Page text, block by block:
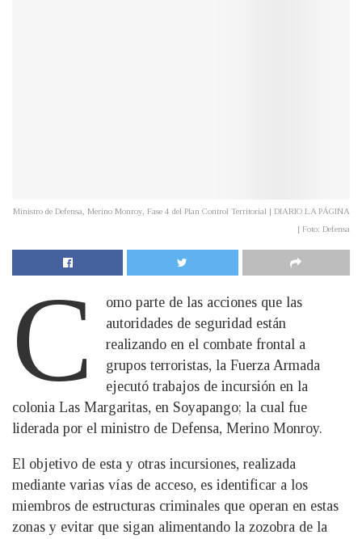
Ministro de Defensa, Merino Monroy, Fase 4 del Plan Control Territorial | DIARIO LA PÁGINA
| Foto: Defensa
C
omo parte de las acciones que las
autoridades de seguridad están
realizando en el combate frontal a
grupos terroristas, la Fuerza Armada
ejecutó trabajos de incursión en la
colonia Las Margaritas, en Soyapango; la cual fue
liderada por el ministro de Defensa, Merino Monroy.
El objetivo de esta y otras incursiones, realizada
mediante varias vías de acceso, es identificar a los
miembros de estructuras criminales que operan en estas
zonas y evitar que sigan alimentando la zozobra de la